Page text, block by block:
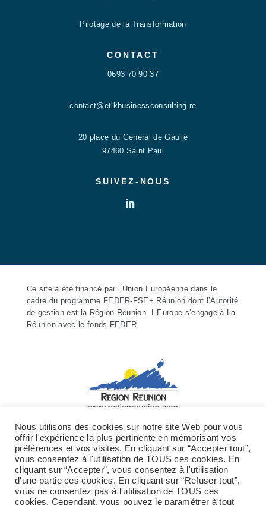
Pilotage de la Transformation
CONTACT
0693 70 90 37
contact@etikbusinessconsulting.re
20 place du Général de Gaulle
97460 Saint Paul
SUIVEZ-NOUS
Ce site a été financé par l’Union Européenne dans le
cadre du programme FEDER-FSE+ Réunion dont l’Autorité
de gestion est la Région Réunion. L’Europe s’engage à La
Réunion avec le fonds FEDER
Nous utilisons des cookies sur notre site Web pour vous
offrir l'expérience la plus pertinente en mémorisant vos
préférences et vos visites. En cliquant sur “Accepter tout”,
vous consentez à l'utilisation de TOUS ces cookies. En
cliquant sur “Accepter”, vous consentez à l'utilisation
d'une partie ces cookies. En cliquant sur “Refuser tout”,
vous ne consentez pas à l'utilisation de TOUS ces
cookies. Cependant, vous pouvez le paramétrer à tout